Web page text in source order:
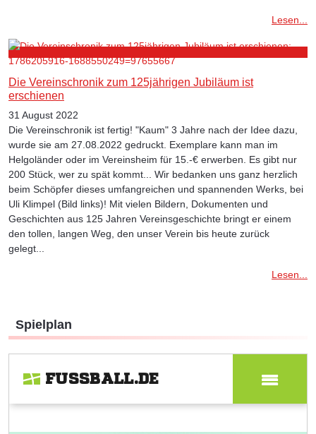
Lesen...
Die Vereinschronik zum 125jährigen Jubiläum ist
erschienen
31 August 2022
Die Vereinschronik ist fertig! "Kaum" 3 Jahre nach der Idee dazu,
wurde sie am 27.08.2022 gedruckt. Exemplare kann man im
Helgoländer oder im Vereinsheim für 15.-€ erwerben. Es gibt nur
200 Stück, wer zu spät kommt... Wir bedanken uns ganz herzlich
beim Schöpfer dieses umfangreichen und spannenden Werks, bei
Uli Klimpel (Bild links)! Mit vielen Bildern, Dokumenten und
Geschichten aus 125 Jahren Vereinsgeschichte bringt er einem
den tollen, langen Weg, den unser Verein bis heute zurück
gelegt...
Lesen...
Spielplan